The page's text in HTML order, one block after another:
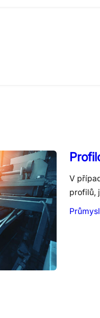
V
profilů,
Průmysl